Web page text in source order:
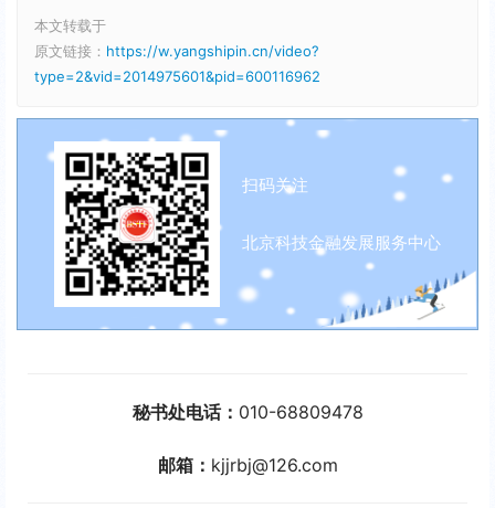
本文转载于
原文链接： https://w.yangshipin.cn/video?
type=2&vid=2014975601&pid=600116962
扫码关注
北京科技金融发展服务中心
秘书处电话： 010-68809478
邮箱： kjjrbj@126.com